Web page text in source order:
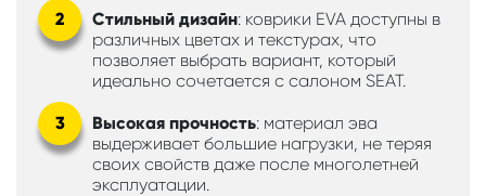
Стильный дизайн: коврики EVA доступны в
различных цветах и текстурах, что
позволяет выбрать вариант, который
идеально сочетается с салоном SEAT.
Высокая прочность: материал эва
выдерживает большие нагрузки, не теряя
своих свойств даже после многолетней
эксплуатации.